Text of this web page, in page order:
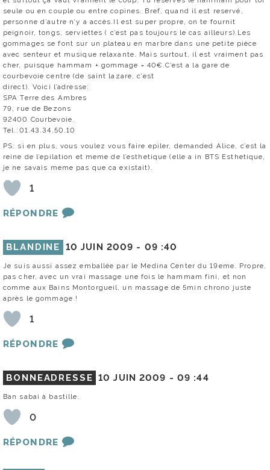
seule ou en couple ou entre copines. Bref, quand il est reservé,
personne d’autre n’y a accès.Il est super propre, on te fournit
peignoir, tongs, serviettes ( c’est pas toujours le cas ailleurs).Les
gommages se font sur un plateau en marbre dans une petite pièce
avec senteur et musique relaxante. Mais surtout, il est vraiment pas
cher, puisque hammam + gommage = 40€.C’est a la gare de
courbevoie centre (de saint lazare, c’est
direct). Voici l’adresse:
SPA Terre des Ambres
79, rue de Bezons
92400 Courbevoie.
Tel.:01.43.34.50.10
PS: si en plus, vous voulez vous faire epiler, demanded Alice, c’est la
reine de l’epilation et meme de l’esthetique (elle a in BTS Esthetique,
je ne savais meme pas que ca existait).
1
RÉPONDRE
BLANDINE 10 JUIN 2009 - 09 :40
Je suis aussi assez emballée par le Medina Center du 19eme. Propre,
pas cher, avec un vrai massage une fois le hammam fini, et non
comme aux Bains Montorgueil, un massage de 5min chrono juste
après le gommage !
1
RÉPONDRE
BONNEADRESSE 10 JUIN 2009 - 09 :44
Ban sabai à bastille.
0
RÉPONDRE